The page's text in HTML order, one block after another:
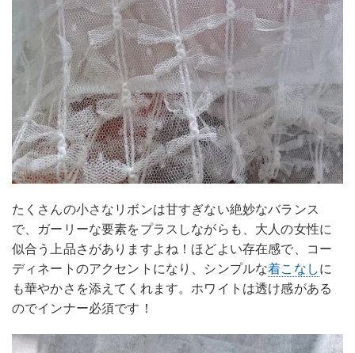
たくさんの小さなリボンは甘すぎない絶妙なバランス
で、ガーリーな要素をプラスしながらも、大人の女性に
似合う上品さがありますよね！ほどよい存在感で、コー
ディネートのアクセントになり、シンプルな着こなしに
も華やかさを添えてくれます。ホワイトは透け感がある
のでインナー必須です！